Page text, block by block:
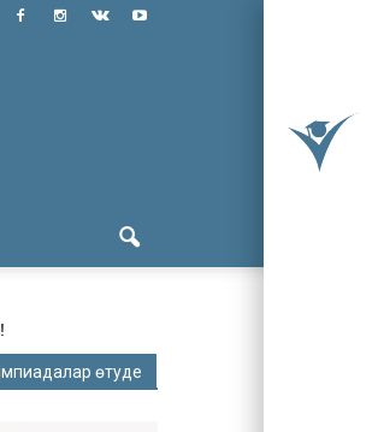
өтуде